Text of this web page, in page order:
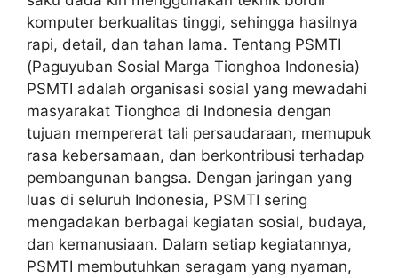
komputer berkualitas tinggi, sehingga hasilnya
rapi, detail, dan tahan lama. Tentang PSMTI
(Paguyuban Sosial Marga Tionghoa Indonesia)
PSMTI adalah organisasi sosial yang mewadahi
masyarakat Tionghoa di Indonesia dengan
tujuan mempererat tali persaudaraan, memupuk
rasa kebersamaan, dan berkontribusi terhadap
pembangunan bangsa. Dengan jaringan yang
luas di seluruh Indonesia, PSMTI sering
mengadakan berbagai kegiatan sosial, budaya,
dan kemanusiaan. Dalam setiap kegiatannya,
PSMTI membutuhkan seragam yang nyaman,